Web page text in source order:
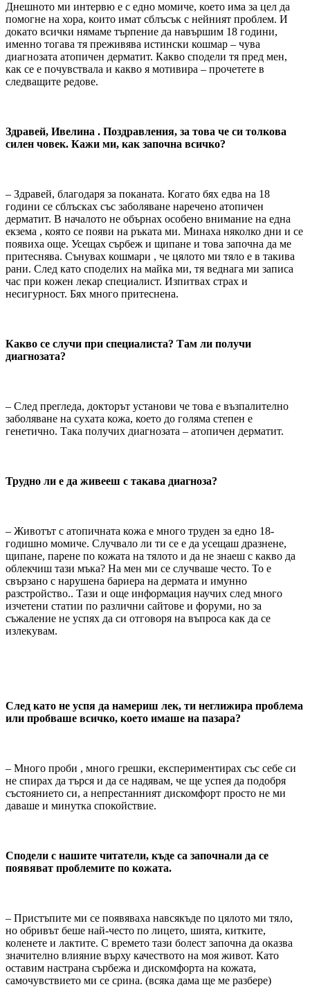
Днешното ми интервю е с едно момиче, което има за цел да
помогне на хора, които имат сблъсък с нейният проблем. И
докато всички нямаме търпение да навършим 18 години,
именно тогава тя преживява истински кошмар – чува
диагнозата атопичен дерматит. Какво сподели тя пред мен,
как се е почувствала и какво я мотивира – прочетете в
следващите редове.
Здравей, Ивелина . Поздравления, за това че си толкова
силен човек. Кажи ми, как започна всичко?
– Здравей, благодаря за поканата. Когато бях едва на 18
години се сблъсках със заболяване наречено атопичен
дерматит. В началото не обърнах особено внимание на една
екзема , която се появи на ръката ми. Минаха няколко дни и се
появиха още. Усещах сърбеж и щипане и това започна да ме
притеснява. Сънувах кошмари , че цялото ми тяло е в такива
рани. След като споделих на майка ми, тя веднага ми записа
час при кожен лекар специалист. Изпитвах страх и
несигурност. Бях много притеснена.
Какво се случи при специалиста? Там ли получи
диагнозата?
– След прегледа, докторът установи че това е възпалително
заболяване на сухата кожа, което до голяма степен е
генетично. Така получих диагнозата – атопичен дерматит.
Трудно ли е да живееш с такава диагноза?
– Животът с атопичната кожа е много труден за едно 18-
годишно момиче. Случвало ли ти се е да усещаш дразнене,
щипане, парене по кожата на тялото и да не знаеш с какво да
облекчиш тази мъка? На мен ми се случваше често. То е
свързано с нарушена бариера на дермата и имунно
разстройство.. Тази и още информация научих след много
изчетени статии по различни сайтове и форуми, но за
съжаление не успях да си отговоря на въпроса как да се
излекувам.
След като не успя да намериш лек, ти неглижира проблема
или пробваше всичко, което имаше на пазара?
– Много проби , много грешки, експериментирах със себе си
не спирах да търся и да се надявам, че ще успея да подобря
състоянието си, а непрестанният дискомфорт просто не ми
даваше и минутка спокойствие.
Сподели с нашите читатели, къде са започнали да се
появяват проблемите по кожата.
– Пристъпите ми се появяваха навсякъде по цялото ми тяло,
но обривът беше най-често по лицето, шията, китките,
коленете и лактите. С времето тази болест започна да оказва
значително влияние върху качеството на моя живот. Като
оставим настрана сърбежа и дискомфорта на кожата,
самочувствието ми се срина. (всяка дама ще ме разбере)